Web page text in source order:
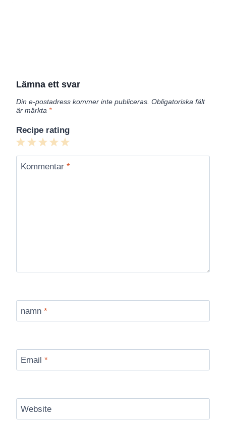
Lämna ett svar
Din e-postadress kommer inte publiceras. Obligatoriska fält
är märkta *
Recipe rating
5
Stars
4
Stars
3
Stars
2
Stars
1
Star
Kommentar *
namn *
Email *
Website